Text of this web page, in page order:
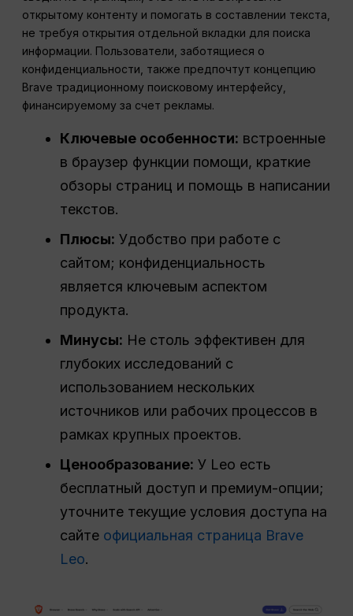
открытому контенту и помогать в составлении текста,
не требуя открытия отдельной вкладки для поиска
информации. Пользователи, заботящиеся о
конфиденциальности, также предпочтут концепцию
Brave традиционному поисковому интерфейсу,
финансируемому за счет рекламы.
Ключевые особенности: встроенные
в браузер функции помощи, краткие
обзоры страниц и помощь в написании
текстов.
Плюсы: Удобство при работе с
сайтом; конфиденциальность
является ключевым аспектом
продукта.
Минусы: Не столь эффективен для
глубоких исследований с
использованием нескольких
источников или рабочих процессов в
рамках крупных проектов.
Ценообразование: У Leo есть
бесплатный доступ и премиум-опции;
уточните текущие условия доступа на
сайте официальная страница Brave
Leo.